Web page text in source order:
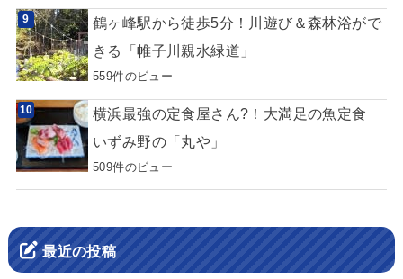
鶴ヶ峰駅から徒歩5分！川遊び＆森林浴がで
きる「帷子川親水緑道」
559件のビュー
横浜最強の定食屋さん?！大満足の魚定食
いずみ野の「丸や」
509件のビュー
最近の投稿